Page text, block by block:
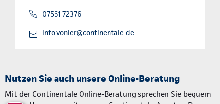
07561 72376
info.vonier@continentale.de
Nutzen Sie auch unsere Online-Beratung
Mit der Continentale Online-Beratung sprechen Sie bequem